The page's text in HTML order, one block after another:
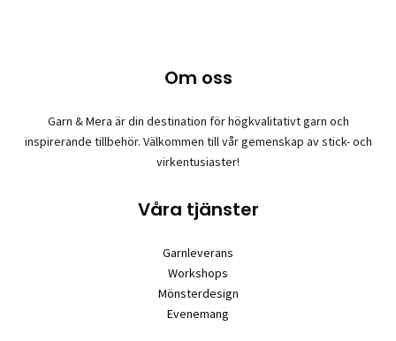
kan
väljas
Om oss
Garn & Mera är din destination för högkvalitativt garn och
inspirerande tillbehör. Välkommen till vår gemenskap av stick- och
virkentusiaster!
Våra tjänster
Garnleverans
Workshops
Mönsterdesign
Evenemang